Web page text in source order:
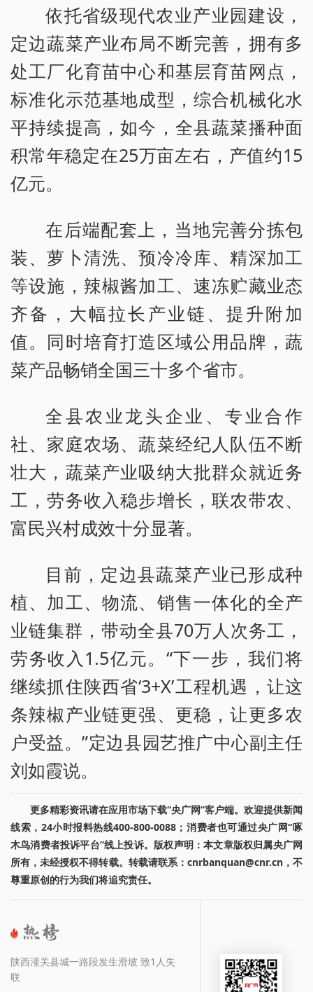
依托省级现代农业产业园建设，
定边蔬菜产业布局不断完善，拥有多
处工厂化育苗中心和基层育苗网点，
标准化示范基地成型，综合机械化水
平持续提高，如今，全县蔬菜播种面
积常年稳定在25万亩左右，产值约15
亿元。
在后端配套上，当地完善分拣包
装、萝卜清洗、预冷冷库、精深加工
等设施，辣椒酱加工、速冻贮藏业态
齐备，大幅拉长产业链、提升附加
值。同时培育打造区域公用品牌，蔬
菜产品畅销全国三十多个省市。
全县农业龙头企业、专业合作
社、家庭农场、蔬菜经纪人队伍不断
壮大，蔬菜产业吸纳大批群众就近务
工，劳务收入稳步增长，联农带农、
富民兴村成效十分显著。
目前，定边县蔬菜产业已形成种
植、加工、物流、销售一体化的全产
业链集群，带动全县70万人次务工，
劳务收入1.5亿元。“下一步，我们将
继续抓住陕西省‘3+X’工程机遇，让这
条辣椒产业链更强、更稳，让更多农
户受益。”定边县园艺推广中心副主任
刘如霞说。
更多精彩资讯请在应用市场下载“央广网”客户端。欢迎提供新闻
线索，24小时报料热线400-800-0088；消费者也可通过央广网“啄
木鸟消费者投诉平台”线上投诉。版权声明：本文章版权归属央广网
所有，未经授权不得转载。转载请联系：cnrbanquan@cnr.cn，不
尊重原创的行为我们将追究责任。
陕西潼关县城一路段发生滑坡 致1人失
联